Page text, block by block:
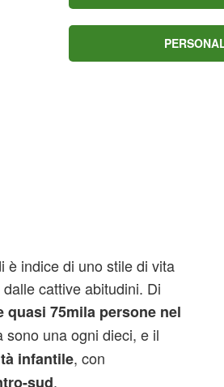
è indice di uno stile di vita
cattive abitudini. Di
quasi 75mila persone nel
una ogni dieci, e il
infantile, con
sud.